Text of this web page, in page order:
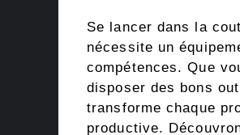
Se lancer dans la
nécessite un
compétences. Que
disposer des bons
transforme chaque
productive.